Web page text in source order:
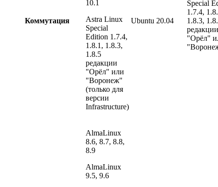
Коммутация
10.1
Astra Linux
Special
Edition 1.7.4,
1.8.1, 1.8.3,
1.8.5
редакции
"Орёл" или
"Воронеж"
(только для
версии
Infrastructure)
Ubuntu 20.04
Special
1.7.4,
1.8.3,
редакции
"Орёл"
AlmaLinux
8.6, 8.7, 8.8,
8.9
AlmaLinux
9.5, 9.6